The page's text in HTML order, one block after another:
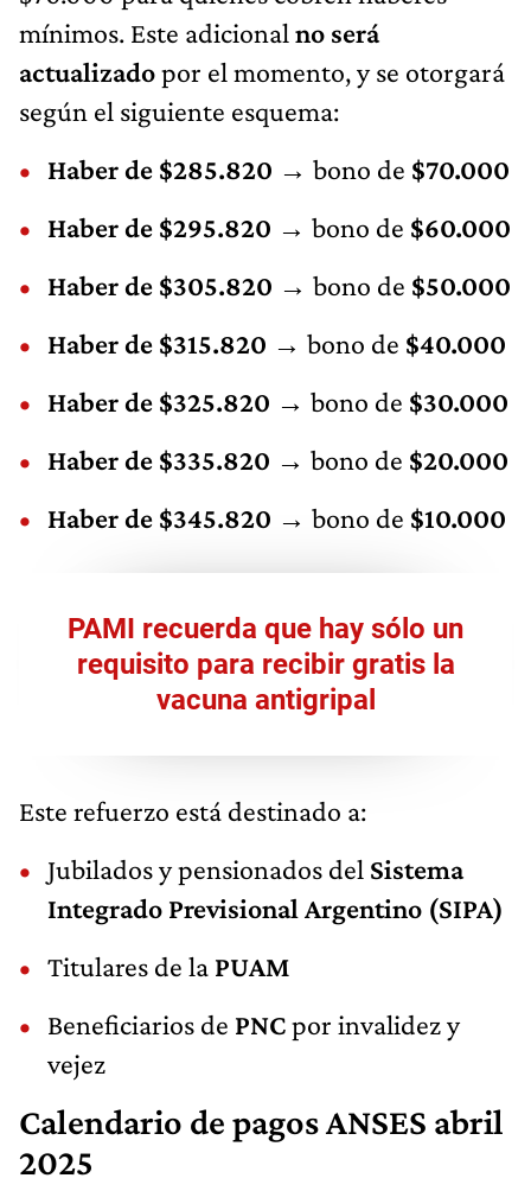
mínimos. Este adicional no será
actualizadopor el momento, y se otorgará
según el siguiente esquema:
Haber de $285.820 → bono de $70.000
Haber de $295.820 → bono de $60.000
Haber de $305.820 → bono de $50.000
Haber de $315.820 → bono de $40.000
Haber de $325.820 → bono de $30.000
Haber de $335.820 → bono de $20.000
Haber de $345.820 → bono de $10.000
PAMI recuerda que hay sólo un
requisito para recibir gratis la
vacuna antigripal
Este refuerzo está destinado a:
Jubilados y pensionados del Sistema
Integrado Previsional Argentino (SIPA)
Titulares de la PUAM
Beneficiarios de PNCpor invalidez y
vejez
Calendario de pagos ANSES abril
2025